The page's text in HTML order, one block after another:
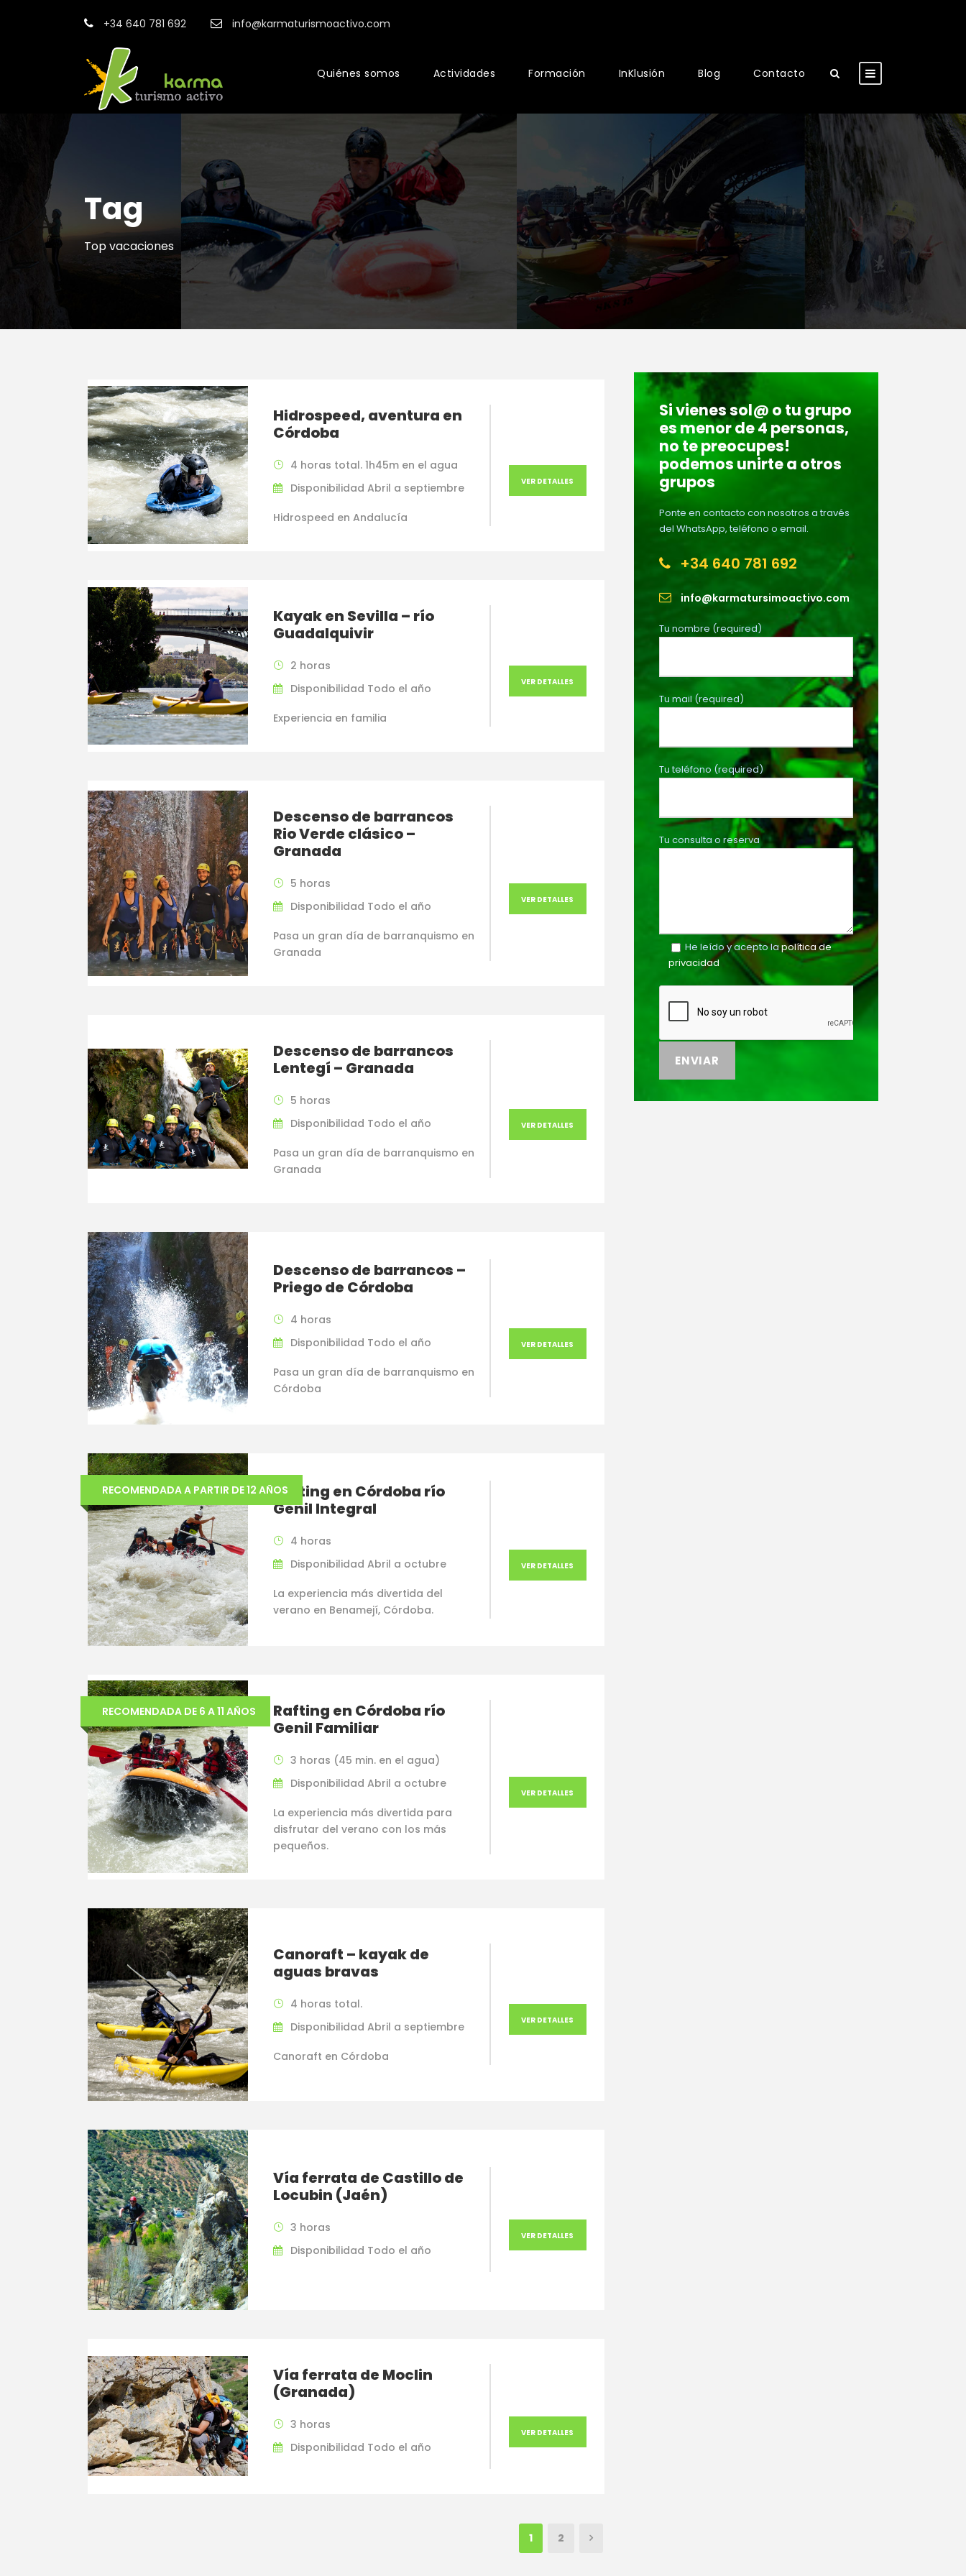
+34 640 781 692 info@karmaturismoactivo.com
Quiénes somos Actividades Formación InKlusión Blog Contacto
Tag
Top vacaciones
Hidrospeed, aventura en
Córdoba
4 horas total. 1h45m en el agua
Disponibilidad Abril a septiembre
Hidrospeed en Andalucía
VER DETALLES
Kayak en Sevilla – río
Guadalquivir
2 horas
Disponibilidad Todo el año
Experiencia en familia
VER DETALLES
Descenso de barrancos
Rio Verde clásico –
Granada
5 horas
Disponibilidad Todo el año
Pasa un gran día de barranquismo en
Granada
VER DETALLES
Descenso de barrancos
Lentegí – Granada
5 horas
Disponibilidad Todo el año
Pasa un gran día de barranquismo en
Granada
VER DETALLES
Descenso de barrancos –
Priego de Córdoba
4 horas
Disponibilidad Todo el año
Pasa un gran día de barranquismo en
Córdoba
VER DETALLES
RECOMENDADA A PARTIR DE 12 AÑOSRafting en Córdoba río
Genil Integral
4 horas
Disponibilidad Abril a octubre
La experiencia más divertida del
verano en Benamejí, Córdoba.
VER DETALLES
RECOMENDADA DE 6 A 11 AÑOS
Rafting en Córdoba río
Genil Familiar
3 horas (45 min. en el agua)
Disponibilidad Abril a octubre
La experiencia más divertida para
disfrutar del verano con los más
pequeños.
VER DETALLES
Canoraft – kayak de
aguas bravas
4 horas total.
Disponibilidad Abril a septiembre
Canoraft en Córdoba
VER DETALLES
Vía ferrata de Castillo de
Locubin (Jaén)
3 horas
Disponibilidad Todo el año
VER DETALLES
Vía ferrata de Moclin
(Granada)
3 horas
Disponibilidad Todo el año
VER DETALLES
1 2
Si vienes sol@ o tu grupo
es menor de 4 personas,
no te preocupes!
podemos unirte a otros
grupos
Ponte en contacto con nosotros a través
del WhatsApp, teléfono o email.
+34 640 781 692
info@karmatursimoactivo.com
Tu nombre (required)
Tu mail (required)
Tu teléfono (required)
Tu consulta o reserva
He leído y acepto lapolítica de
privacidad